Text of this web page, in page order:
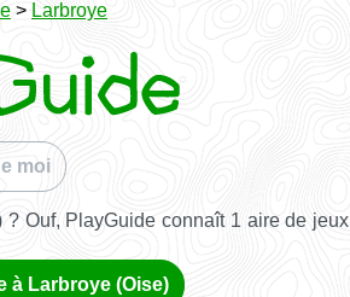
> Larbroye
moi
Ouf, PlayGuide connaît 1 aire de jeux
à Larbroye (Oise)